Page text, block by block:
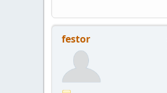
festor